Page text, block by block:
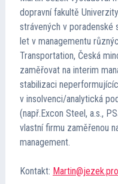
Členství
Spolupráce
Kontakt
Cena TMA
Průvodce insolvencí
dopravní fakultě
strávených v
let v managementu
Transportation, Česká
zaměřovat na interim
stabilizaci
v insolvenci/analytická
(např.Excon Steel, a.s.,
vlastní firmu zaměřenou
management.
Kontakt: Martin@jezek.pro